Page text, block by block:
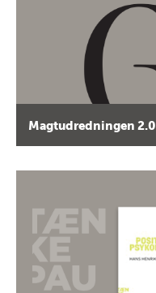
Magtudredningen 2.0